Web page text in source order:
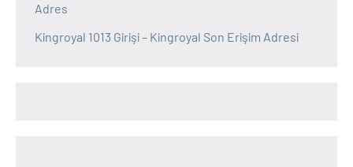
Adres
Kingroyal 1013 Girişi – Kingroyal Son Erişim Adresi